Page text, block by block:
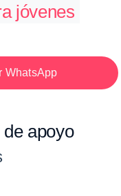
jóvenes
WhatsApp
apoyo